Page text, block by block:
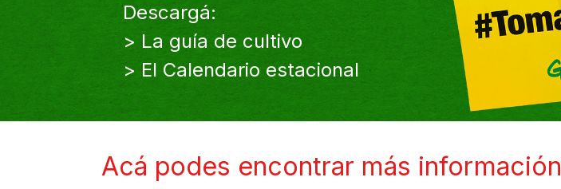
Descargá:
> La guía de cultivo
> El Calendario estacional
Acá podes encontrar más información